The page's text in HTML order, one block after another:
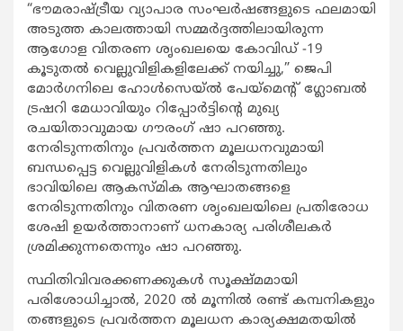
“ഭൗമരാഷ്ട്രീയ വ്യാപാര സംഘര്‍ഷങ്ങളുടെ ഫലമായി
അടുത്ത കാലത്തായി സമ്മര്‍ദ്ദത്തിലായിരുന്ന
ആഗോള വിതരണ ശൃംഖലയെ കോവിഡ് -19
കൂടുതല്‍ വെല്ലുവിളികളിലേക്ക് നയിച്ചു,” ജെപി
മോര്‍ഗനിലെ ഹോള്‍സെയ്ല്‍ പേയ്മെന്‍റ് ഗ്ലോബല്‍
ട്രഷറി മേധാവിയും റിപ്പോര്‍ട്ടിന്‍റെ മുഖ്യ
രചയിതാവുമായ ഗൗരംഗ് ഷാ പറഞ്ഞു.
നേരിടുന്നതിനും പ്രവര്‍ത്തന മൂലധനവുമായി
ബന്ധപ്പെട്ട വെല്ലുവിളികള്‍ നേരിടുന്നതിലും
ഭാവിയിലെ ആകസ്മിക ആഘാതങ്ങളെ
നേരിടുന്നതിനും വിതരണ ശൃംഖലയിലെ പ്രതിരോധ
ശേഷി ഉയര്‍ത്താനാണ് ധനകാര്യ പരിശീലകര്‍
ശ്രമിക്കുന്നതെന്നും ഷാ പറഞ്ഞു.
സ്ഥിതിവിവരക്കണക്കുകള്‍ സൂക്ഷ്മമായി
പരിശോധിച്ചാല്‍, 2020 ല്‍ മൂന്നില്‍ രണ്ട് കമ്പനികളും
തങ്ങളുടെ പ്രവര്‍ത്തന മൂലധന കാര്യക്ഷമതയില്‍